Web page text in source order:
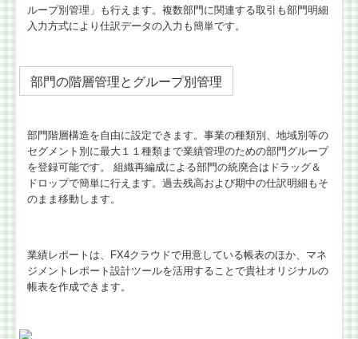
ループ別管理」も行えます。複数部門に関連する取引も部門明細
入力方式により仕訳データの入力も簡単です。
部門の階層管理とグループ別管理
部門階層構造を自由に設定できます。事業の種類別、地域別等の
セグメント別に最大１１種類まで業績管理のための部門グループ
を登録可能です。 組織再編成による部門の統廃合はドラッグ＆
ドロップで簡単に行えます。過去残高および期中の仕訳明細もそ
のまま移動します。
業績レポートは、FX4クラウドで用意している帳表のほか、マネ
ジメントレポート設計ツールを活用することで貴社オリジナルの
帳表を作成できます。